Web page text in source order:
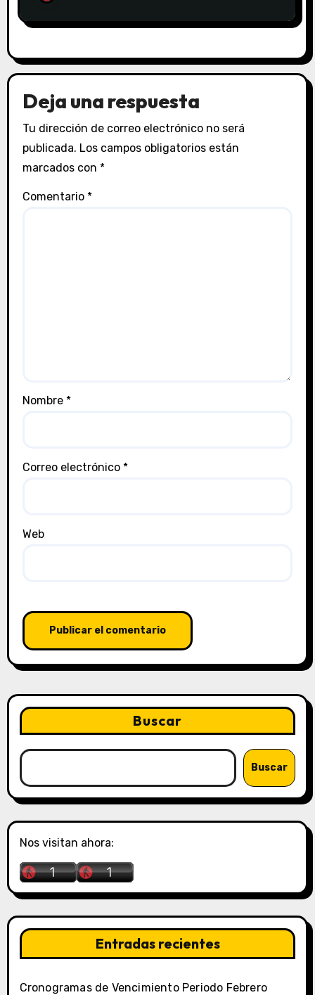
Deja una respuesta
Tu dirección de correo electrónico no será
publicada. Los campos obligatorios están
marcados con *
Comentario *
Nombre *
Correo electrónico *
Web
Buscar
Buscar
Nos visitan ahora:
Entradas recientes
Cronogramas de Vencimiento Periodo Febrero